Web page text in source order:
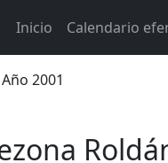
Main navigation
Inicio Calendario
la2001